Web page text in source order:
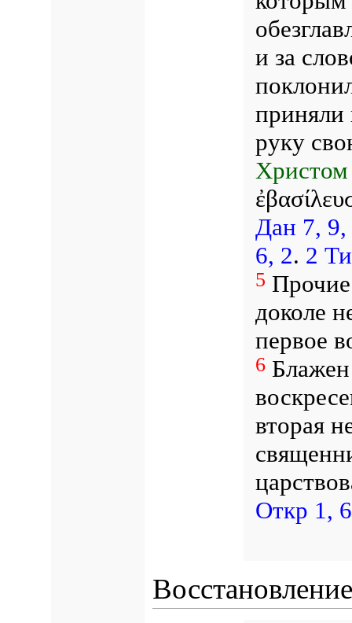
и за
приняли
руку
Христом
Дан 7, 9,
6, 2. 2
5
доколе
первое
6Блажен
вторая
Откр 1, 6